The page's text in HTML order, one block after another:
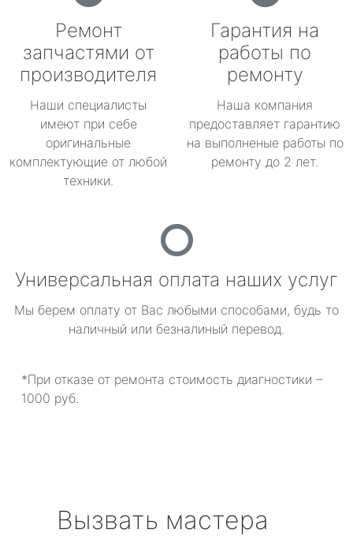
Ремонт
запчастями от
производителя
Наши специалисты
имеют при себе
оригинальные
комплектующие от любой
техники.
Гарантия на
работы по
ремонту
Наша компания
предоставляет гарантию
на выполненые работы по
ремонту до 2 лет.
Универсальная оплата наших услуг
Мы берем оплату от Вас любыми способами, будь то
наличный или безналиный перевод.
*При отказе от ремонта стоимость диагностики –
1000 руб.
Вызвать мастера